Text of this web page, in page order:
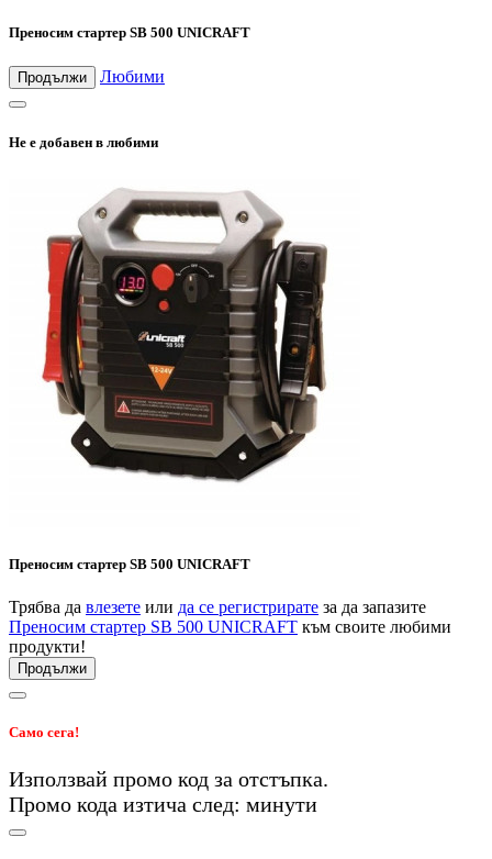
Преносим стартер SB 500 UNICRAFT
Продължи Любими
Не е добавен в любими
Преносим стартер SB 500 UNICRAFT
Трябва да влезете или да се регистрирате за да запазите
Преносим стартер SB 500 UNICRAFT към своите любими
продукти!
Продължи
Само сега!
Използвай промо код за отстъпка.
Промо кода изтича след: минути